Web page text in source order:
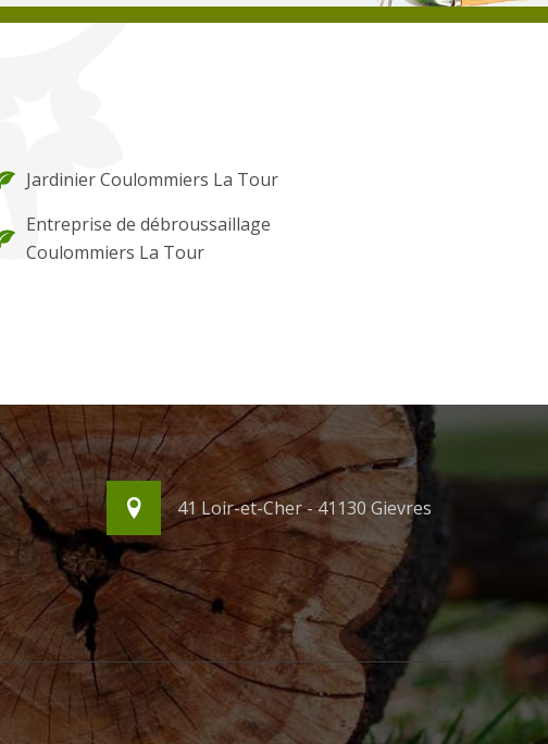
Jardinier Coulommiers La Tour
Entreprise de débroussaillage
Coulommiers La Tour
41 Loir-et-Cher - 41130 Gievres